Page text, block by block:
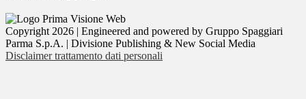
Copyright 2026 | Engineered and powered by Gruppo Spaggiari
Parma S.p.A. | Divisione Publishing & New Social Media
Disclaimer trattamento dati personali